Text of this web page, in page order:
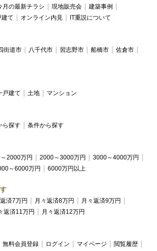
月の最新チラシ 現地販売会
建築事例
て
オンライン内見 IT重説について
街道市 八千代市 習志野市 船橋市
佐倉市
戸建て 土地 マンション
ら探す 条件から探す
2000万円 2000～3000万円
3000～4000万円
～6000万円 6000万円以上
済7万円 月々返済8万円
月々返済9万円
返済11万円 月々返済12万円
無料会員登録 ログイン マイページ
閲覧履歴